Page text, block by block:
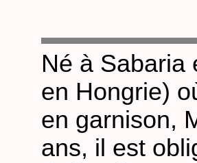
Né à Sabaria
en Hongrie)
en garnison,
ans, il est